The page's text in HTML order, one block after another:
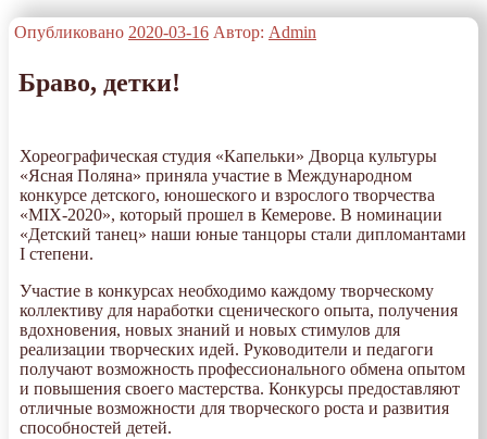
Опубликовано 2020-03-16 Автор: Admin
Браво, детки!
Хореографическая студия «Капельки» Дворца культуры
«Ясная Поляна» приняла участие в Международном
конкурсе детского, юношеского и взрослого творчества
«MIX-2020», который прошел в Кемерове. В номинации
«Детский танец» наши юные танцоры стали дипломантами
I степени.
Участие в конкурсах необходимо каждому творческому
коллективу для наработки сценического опыта, получения
вдохновения, новых знаний и новых стимулов для
реализации творческих идей. Руководители и педагоги
получают возможность профессионального обмена опытом
и повышения своего мастерства. Конкурсы предоставляют
отличные возможности для творческого роста и развития
способностей детей.